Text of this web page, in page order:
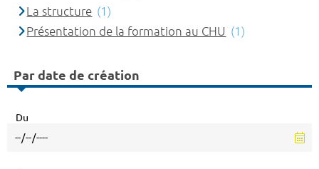
La structure (1)
Présentation de la formation au CHU (1)
Par date de création
Du